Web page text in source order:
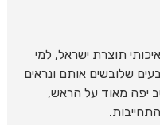
תוצרת ישראל, למי
שלובשים אותם ונראים
יפה מאוד על הראש,